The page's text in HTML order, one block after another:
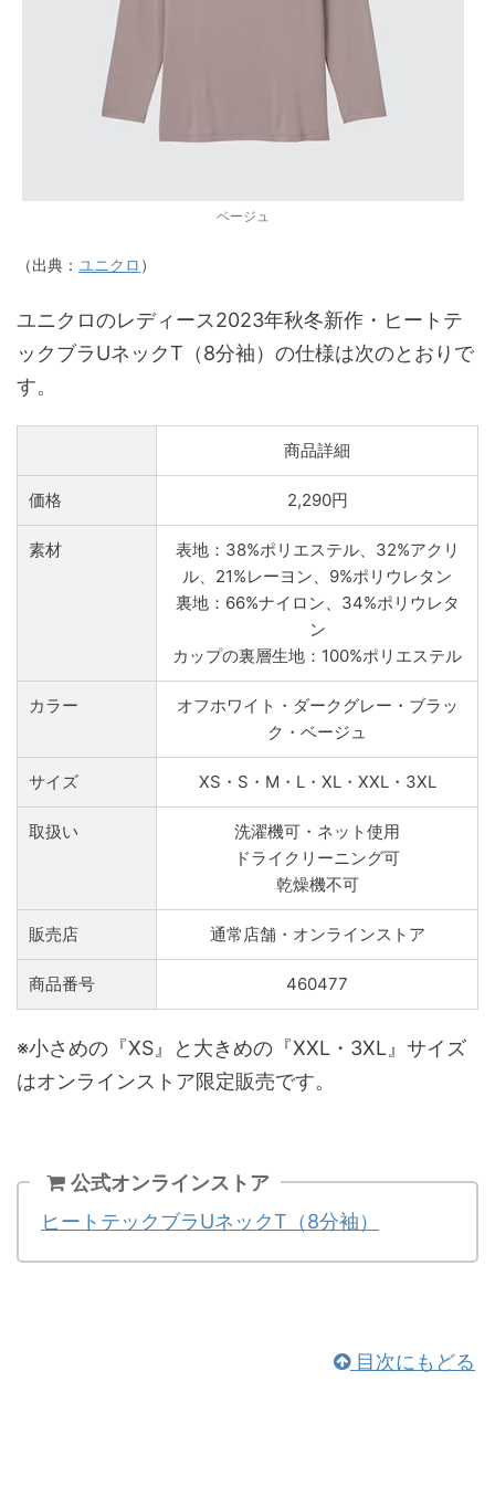
ベージュ
（出典： ユニクロ ）
ユニクロのレディース2023年秋冬新作・ヒートテ
ックブラUネックT（8分袖）の仕様は次のとおりで
す。
商品詳細
価格 2,290円
素材
表地：38%ポリエステル、32%アクリ
ル、21%レーヨン、9%ポリウレタン
裏地：66%ナイロン、34%ポリウレタ
ン
カップの裏層生地：100%ポリエステル
カラー
オフホワイト・ダークグレー・ブラッ
ク・ベージュ
サイズ XS・S・M・L・XL・XXL・3XL
取扱い
洗濯機可・ネット使用
ドライクリーニング可
乾燥機不可
販売店 通常店舗・オンラインストア
商品番号 460477
※小さめの『XS』と大きめの『XXL・3XL』サイズ
はオンラインストア限定販売です。
公式オンラインストア
ヒートテックブラUネックT（8分袖）
目次にもどる